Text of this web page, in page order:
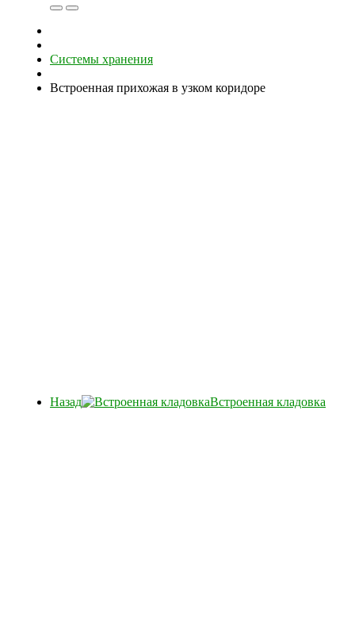
Системы хранения
Встроенная прихожая в узком коридоре
Назад Встроенная кладовка